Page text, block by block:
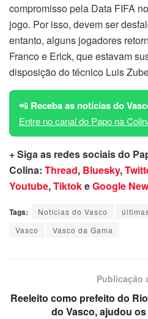
compromisso pela Data FIFA
jogo. Por isso, devem ser
entanto, alguns jogadores
Franco e Erick, que estavam
disposição do técnico Luis
📲 Receba as notícias do
Entre no canal do Papo na
+ Siga as redes sociais do
Colina: Thread, Bluesky,
Youtube,TiktokeGoogle
Tags: Notícias do Vasco
Vasco
Vasco da Gama
Publicação
Reeleito como prefeito do
do Vasco, ajudou